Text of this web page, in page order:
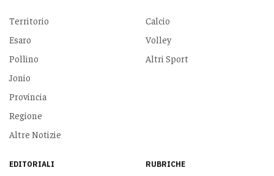
Territorio
Esaro
Pollino
Jonio
Provincia
Regione
Altre Notizie
Calcio
Volley
Altri Sport
EDITORIALI RUBRICHE